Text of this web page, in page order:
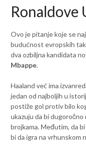
Ronaldove
Ovo je pitanje koje se
budućnost evropskih
dva ozbiljna kandidata
Mbappe.
Haaland već ima
jedan od najboljih u
postiže gol protiv bilo
ukazuju da bi dugoročno
brojkama. Međutim, da
bi da igra na vrhunskom